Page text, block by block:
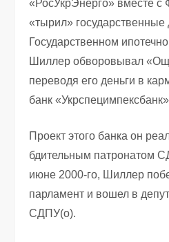
«РосУкрЭнерго» вместе
«тырил» государственные
Государственном
Шиллер обворовывал
переводя его деньги в
банк
Проект этого банка он
бдительным патронатом
июне 2000-го, Шиллер
парламент и вошел в
СДПУ(о).